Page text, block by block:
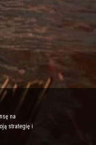
na
strategię i